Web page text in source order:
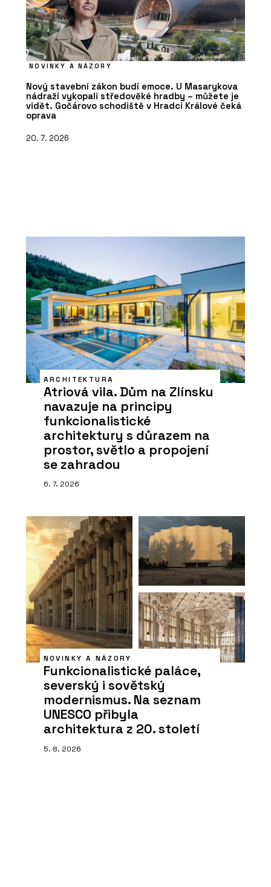
NOVINKY A NÁZORY
Nový stavební zákon budí emoce. U Masarykova
nádraží vykopali středověké hradby – můžete je
vidět. Gočárovo schodiště v Hradci Králové čeká
oprava
20. 7. 2026
ARCHITEKTURA
Atriová vila. Dům na Zlínsku
navazuje na principy
funkcionalistické
architektury s důrazem na
prostor, světlo a propojení
se zahradou
6. 7. 2026
NOVINKY A NÁZORY
Funkcionalistické paláce,
severský i sovětský
modernismus. Na seznam
UNESCO přibyla
architektura z 20. století
5. 8. 2026